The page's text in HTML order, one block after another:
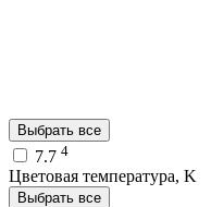
Выбрать все
7.7 4
Цветовая температура, K
Выбрать все